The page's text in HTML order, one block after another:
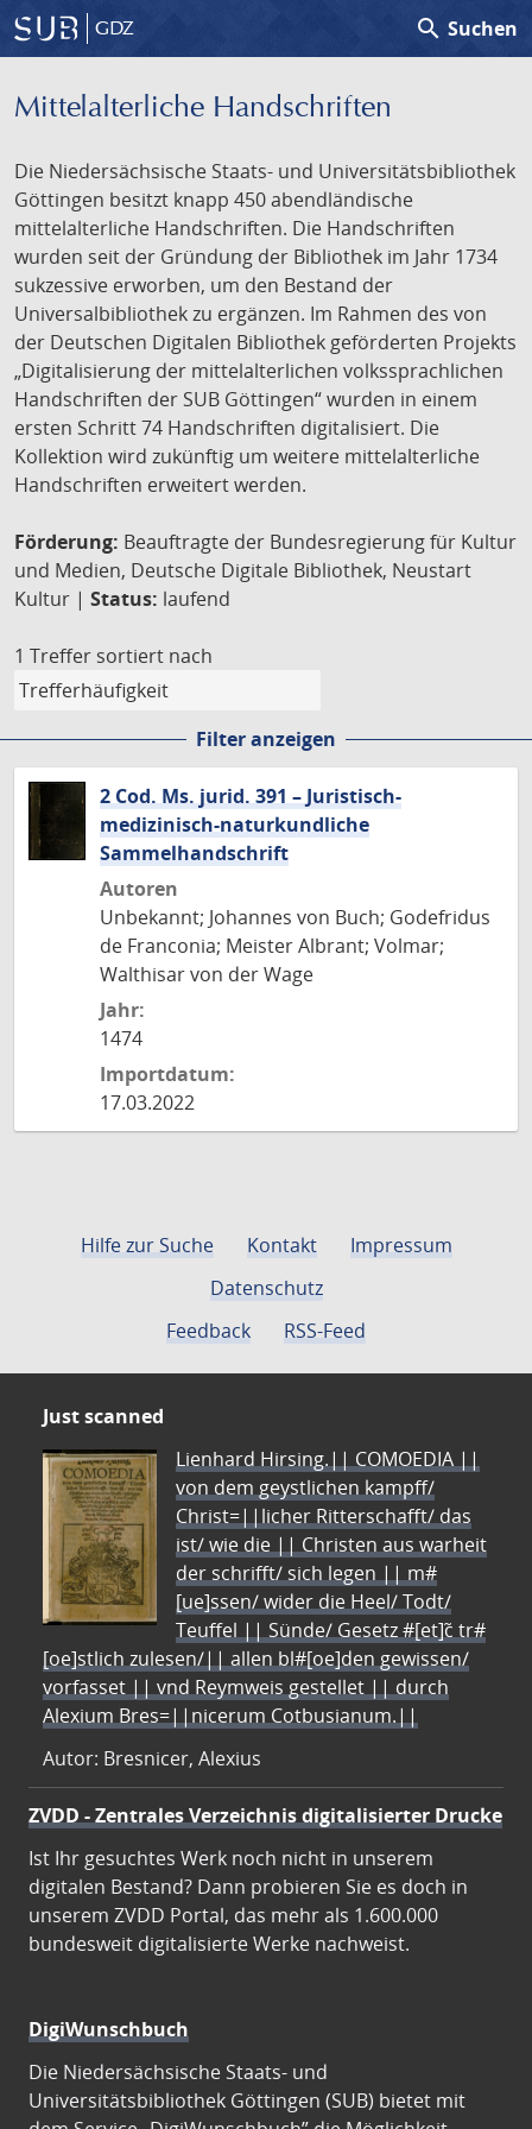
GDZ search Suchen
Mittelalterliche Handschriften
Die Niedersächsische Staats- und Universitätsbibliothek
Göttingen besitzt knapp 450 abendländische
mittelalterliche Handschriften. Die Handschriften
wurden seit der Gründung der Bibliothek im Jahr 1734
sukzessive erworben, um den Bestand der
Universalbibliothek zu ergänzen. Im Rahmen des von
der Deutschen Digitalen Bibliothek geförderten Projekts
„Digitalisierung der mittelalterlichen volkssprachlichen
Handschriften der SUB Göttingen“ wurden in einem
ersten Schritt 74 Handschriften digitalisiert. Die
Kollektion wird zukünftig um weitere mittelalterliche
Handschriften erweitert werden.
Förderung: Beauftragte der Bundesregierung für Kultur
und Medien, Deutsche Digitale Bibliothek, Neustart
Kultur | Status: laufend
1 Treffer sortiert nach
Filter anzeigen
2 Cod. Ms. jurid. 391 – Juristisch-
medizinisch-naturkundliche
Sammelhandschrift
Autoren
Unbekannt; Johannes von Buch; Godefridus
de Franconia; Meister Albrant; Volmar;
Walthisar von der Wage
Jahr:
1474
Importdatum:
17.03.2022
Hilfe zur Suche Kontakt
Impressum
Datenschutz
Feedback
RSS-Feed
Just scanned
Lienhard Hirsing.|| COMOEDIA ||
von dem geystlichen kampff/
Christ=||licher Ritterschafft/ das
ist/ wie die || Christen aus warheit
der schrifft/ sich legen || m#
[ue]ssen/ wider die Heel/ Todt/
Teuffel || Sünde/ Gesetz #[et]c̃ tr#
[oe]stlich zulesen/|| allen bl#[oe]den gewissen/
vorfasset || vnd Reymweis gestellet || durch
Alexium Bres=||nicerum Cotbusianum.||
Autor: Bresnicer, Alexius
ZVDD - Zentrales Verzeichnis digitalisierter Drucke
Ist Ihr gesuchtes Werk noch nicht in unserem
digitalen Bestand? Dann probieren Sie es doch in
unserem ZVDD Portal, das mehr als 1.600.000
bundesweit digitalisierte Werke nachweist.
DigiWunschbuch
Die Niedersächsische Staats- und
Universitätsbibliothek Göttingen (SUB) bietet mit